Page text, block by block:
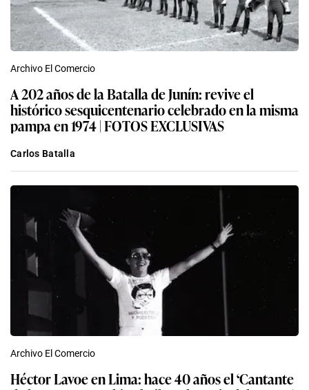
Archivo El Comercio
A 202 años de la Batalla de Junín: revive el
histórico sesquicentenario celebrado en la misma
pampa en 1974 | FOTOS EXCLUSIVAS
Carlos Batalla
Archivo El Comercio
Héctor Lavoe en Lima: hace 40 años el ‘Cantante